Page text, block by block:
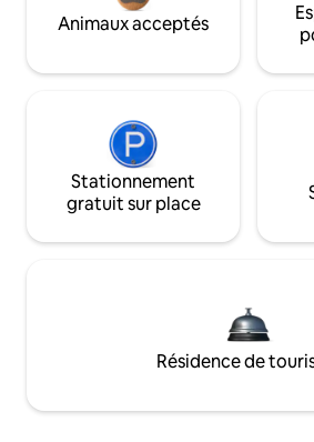
Animaux acceptés
Stationnement
gratuit sur place
Résidence de